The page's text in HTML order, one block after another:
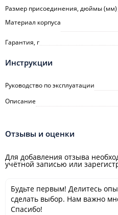
Размер присоединения, дюймы (мм)
Материал корпуса
Гарантия, г
Инструкции
Руководство по эксплуатации
Описание
Отзывы и оценки
Для добавления отзыва
учётной записью или
Будьте первым! Делитесь
сделать выбор. Нам важно
Спасибо!